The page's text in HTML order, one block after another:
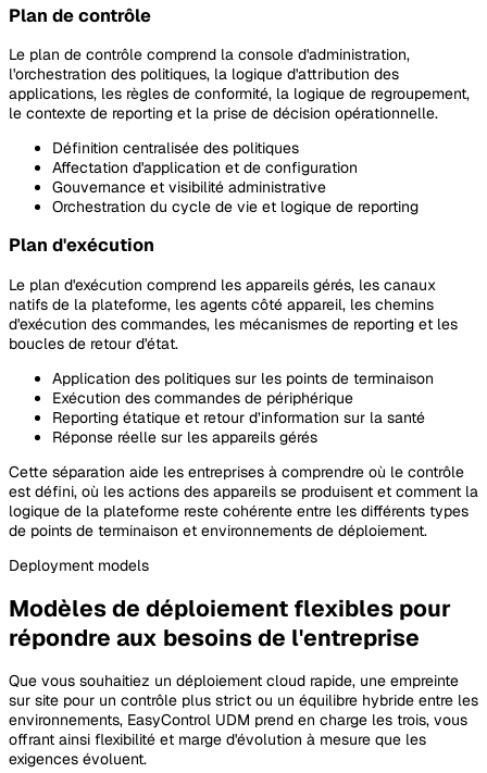
Plan de contrôle
Le plan de contrôle comprend la console d'administration,
l'orchestration des politiques, la logique d'attribution des
applications, les règles de conformité, la logique de regroupement,
le contexte de reporting et la prise de décision opérationnelle.
Définition centralisée des politiques
Affectation d'application et de configuration
Gouvernance et visibilité administrative
Orchestration du cycle de vie et logique de reporting
Plan d'exécution
Le plan d'exécution comprend les appareils gérés, les canaux
natifs de la plateforme, les agents côté appareil, les chemins
d'exécution des commandes, les mécanismes de reporting et les
boucles de retour d'état.
Application des politiques sur les points de terminaison
Exécution des commandes de périphérique
Reporting étatique et retour d’information sur la santé
Réponse réelle sur les appareils gérés
Cette séparation aide les entreprises à comprendre où le contrôle
est défini, où les actions des appareils se produisent et comment la
logique de la plateforme reste cohérente entre les différents types
de points de terminaison et environnements de déploiement.
Deployment models
Modèles de déploiement flexibles pour
répondre aux besoins de l'entreprise
Que vous souhaitiez un déploiement cloud rapide, une empreinte
sur site pour un contrôle plus strict ou un équilibre hybride entre les
environnements, EasyControl UDM prend en charge les trois, vous
offrant ainsi flexibilité et marge d'évolution à mesure que les
exigences évoluent.